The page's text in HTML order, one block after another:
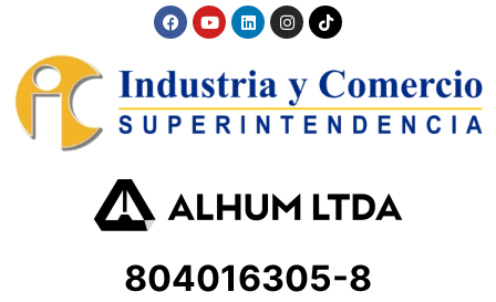
804016305-8